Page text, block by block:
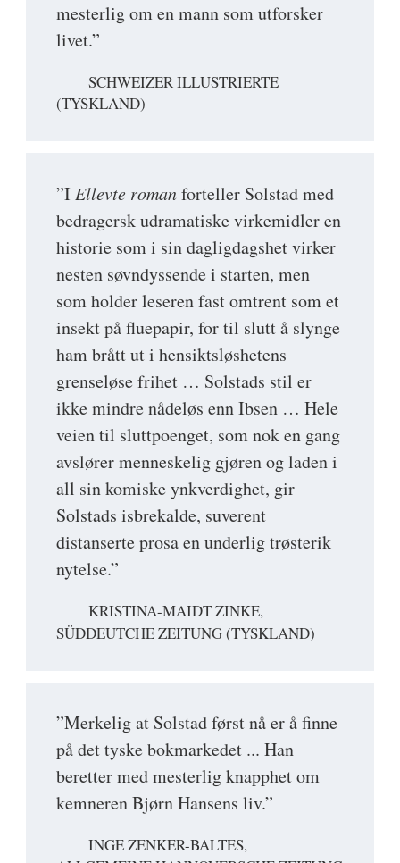
mesterlig om en mann som utforsker
livet.”
SCHWEIZER ILLUSTRIERTE
(TYSKLAND)
”IEllevte romanforteller Solstad med
bedragersk udramatiske virkemidler en
historie som i sin dagligdagshet virker
nesten søvndyssende i starten, men
som holder leseren fast omtrent som et
insekt på fluepapir, for til slutt å slynge
ham brått ut i hensiktsløshetens
grenseløse frihet … Solstads stil er
ikke mindre nådeløs enn Ibsen … Hele
veien til sluttpoenget, som nok en gang
avslører menneskelig gjøren og laden i
all sin komiske ynkverdighet, gir
Solstads isbrekalde, suverent
distanserte prosa en underlig trøsterik
nytelse.”
KRISTINA-MAIDT ZINKE,
SÜDDEUTCHE ZEITUNG (TYSKLAND)
”Merkelig at Solstad først nå er å finne
på det tyske bokmarkedet ... Han
beretter med mesterlig knapphet om
kemneren Bjørn Hansens liv.”
INGE ZENKER-BALTES,